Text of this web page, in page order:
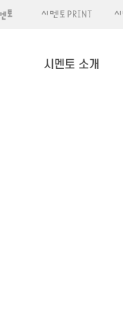
시멘토 소개